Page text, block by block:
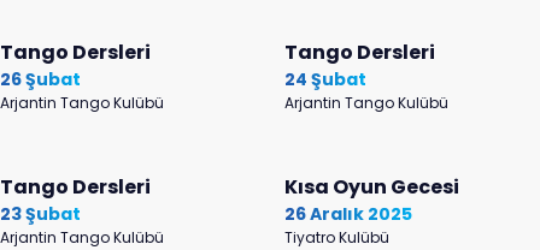
Tango Dersleri
26 Şubat
Arjantin Tango Kulübü
Tango Dersleri
24 Şubat
Arjantin Tango Kulübü
Tango Dersleri
23 Şubat
Arjantin Tango Kulübü
Kısa Oyun Gecesi
26 Aralık 2025
Tiyatro Kulübü